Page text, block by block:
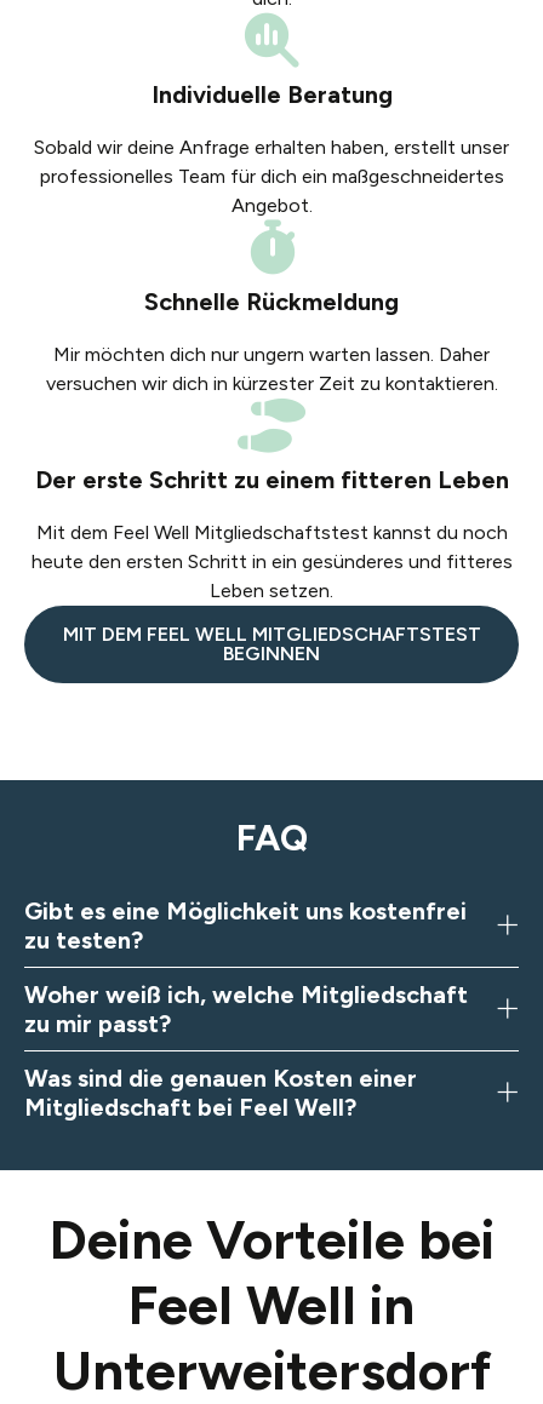
Individuelle Beratung
Sobald wir deine Anfrage erhalten haben, erstellt unser
professionelles Team für dich ein maßgeschneidertes
Angebot.
Schnelle Rückmeldung
Mir möchten dich nur ungern warten lassen. Daher
versuchen wir dich in kürzester Zeit zu kontaktieren.
Der erste Schritt zu einem fitteren Leben
Mit dem Feel Well Mitgliedschaftstest kannst du noch
heute den ersten Schritt in ein gesünderes und fitteres
Leben setzen.
MIT DEM FEEL WELL MITGLIEDSCHAFTSTEST
BEGINNEN
FAQ
Gibt es eine Möglichkeit uns kostenfrei
zu testen?
Woher weiß ich, welche Mitgliedschaft
zu mir passt?
Was sind die genauen Kosten einer
Mitgliedschaft bei Feel Well?
Deine Vorteile bei
Feel Well in
Unterweitersdorf